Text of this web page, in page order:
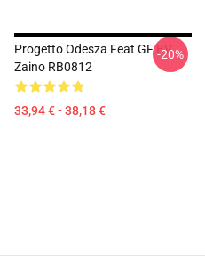
Progetto Odesza Feat GF BV
Zaino RB0812
33,94 € - 38,18 €
-20%